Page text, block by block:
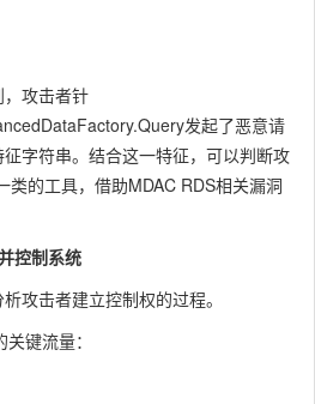
攻击者针
发起了恶意请
字符串。结合这一特征，可以判断攻
类的工具，借助MDAC RDS相关漏洞
控制系统
攻击者建立控制权的过程。
键流量：